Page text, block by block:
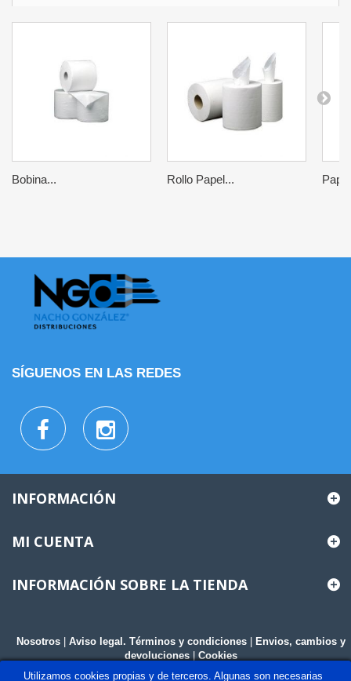
Utilizamos cookies propias y de terceros. Algunas son necesarias
Bobina... Rollo Papel...
SÍGUENOS EN LAS REDES
INFORMACIÓN
MI CUENTA
INFORMACIÓN SOBRE LA TIENDA
Nosotros Aviso legal. Términos y condiciones
Envios, cambios y
devoluciones |Cookies